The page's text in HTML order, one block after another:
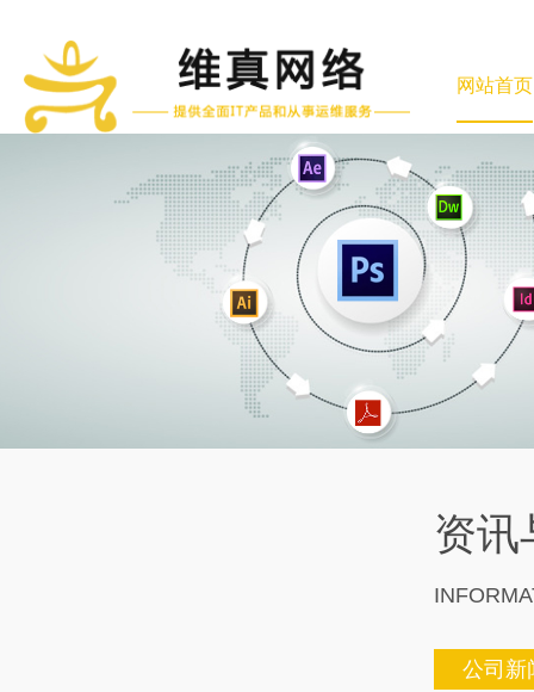
网站首页
资讯
公司新